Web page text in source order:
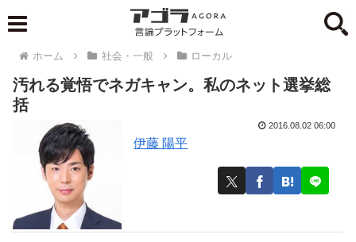
ホーム 社会・一般 ローカル
汚れる覚悟でネガキャン。私のネット選挙総
括
伊藤 陽平
2016.08.02 06:00